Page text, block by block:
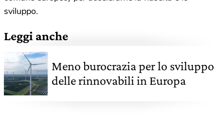
sviluppo.
Leggi anche
Meno burocrazia per lo sviluppo
delle rinnovabili in Europa